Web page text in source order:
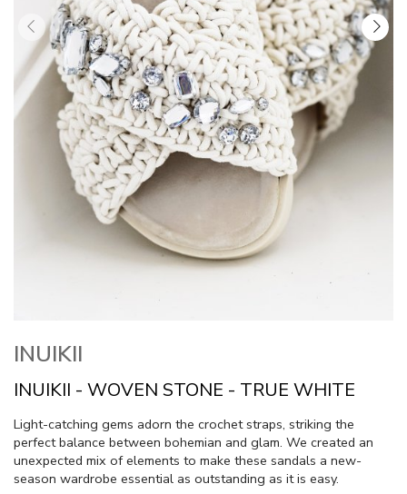
INUIKII
INUIKII - WOVEN STONE - TRUE WHITE
Light-catching gems adorn the crochet straps, striking the
perfect balance between bohemian and glam. We created an
unexpected mix of elements to make these sandals a new-
season wardrobe essential as outstanding as it is easy.